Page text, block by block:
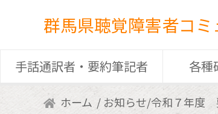
群馬県聴覚障害者コ
手話通訳者・要約筆記者 各種
ホーム お知らせ/令和７年度